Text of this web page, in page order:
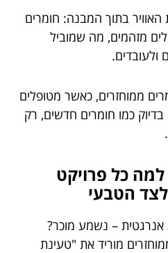
בתוך המבנה: חומרים
מזהמים, מה שמוביל
ולעובדים.
ממוחזרים, כאשר מטופלים
בדיוק כמו חומרים חדשים, רק
למה כל פרויקט
לצד הטבעי
אנרגטית – נשמע מוכר?
מוריד את "טעינת